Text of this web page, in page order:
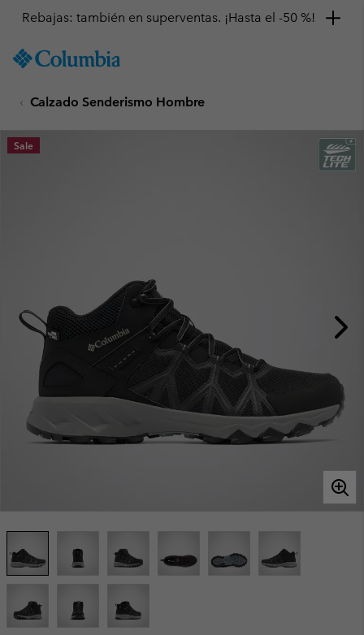
TO
SKIP
MAIN
NAV
Rebajas: también en superventas. ¡Hasta el -50 %!
Calzado Senderismo Hombre
Sale